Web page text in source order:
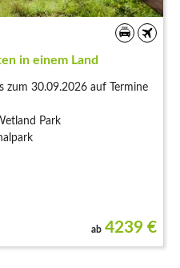
in einem Land
zum 30.09.2026 auf Termine
Park
ab 4239 €